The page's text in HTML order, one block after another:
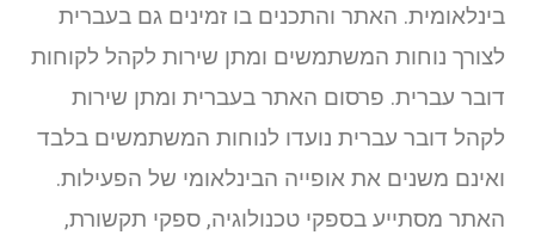
בינלאומית. האתר והתכנים בו זמינים גם בעברית
לצורך נוחות המשתמשים ומתן שירות לקהל לקוחות
דובר עברית. פרסום האתר בעברית ומתן שירות
לקהל דובר עברית נועדו לנוחות המשתמשים בלבד
ואינם משנים את אופייה הבינלאומי של הפעילות.
האתר מסתייע בספקי טכנולוגיה, ספקי תקשורת,